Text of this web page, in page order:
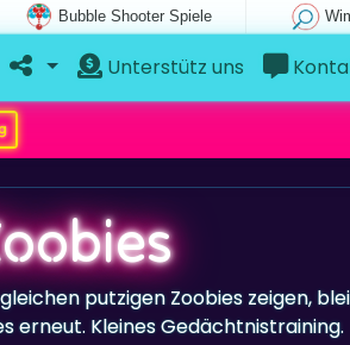
Bubble Shooter Spiele
Unterstütz uns
putzigen Zoobies zeigen,
erneut. Kleines Gedächtnistraining.